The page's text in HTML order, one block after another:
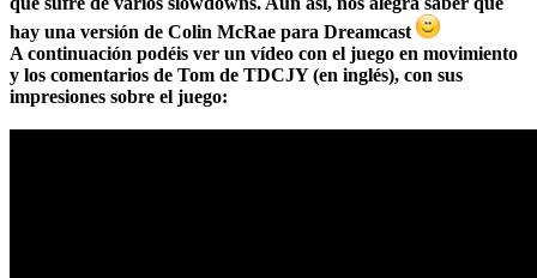
hay una versión de Colin McRae para Dreamcast
A continuación podéis ver un vídeo con el juego en movimiento
y los comentarios de Tom de TDCJY (en inglés), con sus
impresiones sobre el juego: